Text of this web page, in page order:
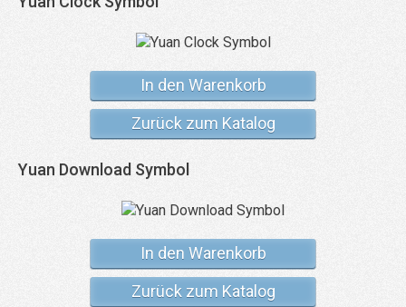
In den Warenkorb
Zurück zum Katalog
Yuan Download Symbol
In den Warenkorb
Zurück zum Katalog